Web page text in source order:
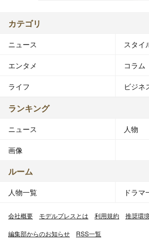
カテゴリ
ニュース スタイ
エンタメ コラム
ライフ ビジネ
ランキング
ニュース 人物
画像
ルーム
人物一覧 ドラマ
会社概要 モデルプレスとは 利用規約 推奨環境
編集部からのお知らせ RSS一覧